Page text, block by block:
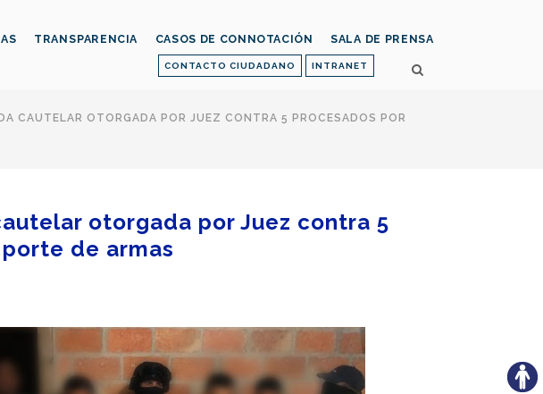
CONTACTO CIUDADANO INTRANET
TRANSPARENCIA CASOS DE CONNOTACIÓN SALA DE PRENSA
CAUTELAR OTORGADA POR JUEZ CONTRA 5 PROCESADOS POR
otorgada por Juez contra 5
de armas